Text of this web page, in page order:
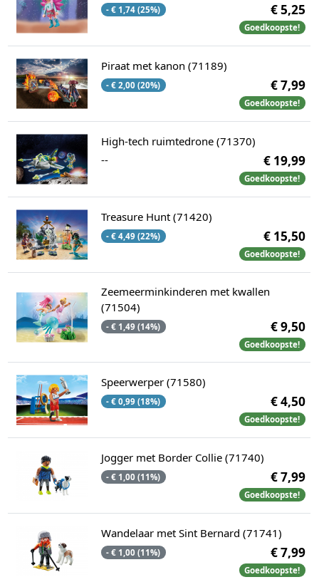
- € 1,74 (25%) € 5,25
Goedkoopste!
Piraat met kanon (71189)
- € 2,00 (20%) € 7,99
Goedkoopste!
High-tech ruimtedrone (71370)
--
€ 19,99
Goedkoopste!
Treasure Hunt (71420)
- € 4,49 (22%) € 15,50
Goedkoopste!
Zeemeerminkinderen met kwallen
(71504)
- € 1,49 (14%) € 9,50
Goedkoopste!
Speerwerper (71580)
- € 0,99 (18%) € 4,50
Goedkoopste!
Jogger met Border Collie (71740)
- € 1,00 (11%) € 7,99
Goedkoopste!
Wandelaar met Sint Bernard (71741)
- € 1,00 (11%) € 7,99
Goedkoopste!